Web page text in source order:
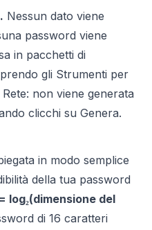
Nessun dato viene
password viene
in pacchetti di
gli Strumenti per
non viene generata
clicchi su Genera.
in modo semplice
della tua password
log₂(dimensione del
di 16 caratteri